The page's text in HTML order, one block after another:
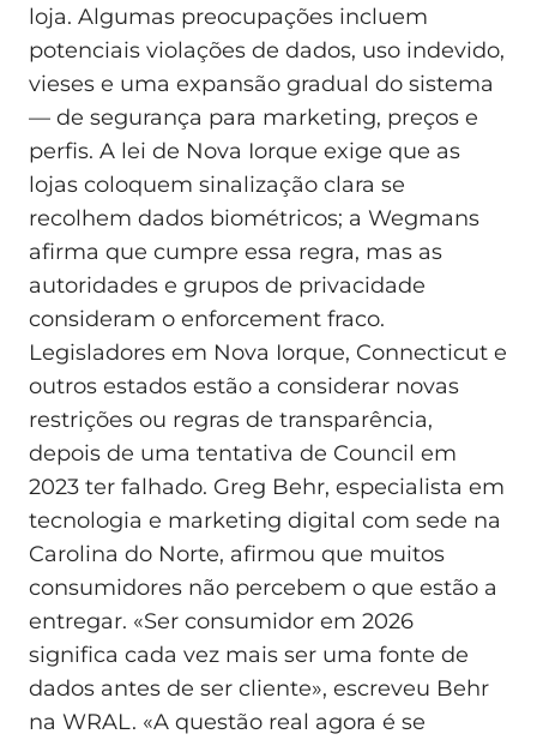
loja. Algumas preocupações incluem
potenciais violações de dados, uso indevido,
vieses e uma expansão gradual do sistema
— de segurança para marketing, preços e
perfis. A lei de Nova Iorque exige que as
lojas coloquem sinalização clara se
recolhem dados biométricos; a Wegmans
afirma que cumpre essa regra, mas as
autoridades e grupos de privacidade
consideram o enforcement fraco.
Legisladores em Nova Iorque, Connecticut e
outros estados estão a considerar novas
restrições ou regras de transparência,
depois de uma tentativa de Council em
2023 ter falhado. Greg Behr, especialista em
tecnologia e marketing digital com sede na
Carolina do Norte, afirmou que muitos
consumidores não percebem o que estão a
entregar. «Ser consumidor em 2026
significa cada vez mais ser uma fonte de
dados antes de ser cliente», escreveu Behr
na WRAL. «A questão real agora é se